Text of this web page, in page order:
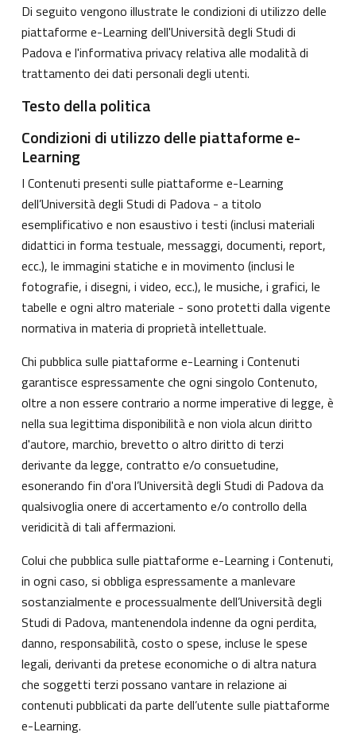
Di seguito vengono illustrate le condizioni di utilizzo delle
piattaforme e-Learning dell'Università degli Studi di
Padova e l'informativa privacy relativa alle modalità di
trattamento dei dati personali degli utenti.
Testo della politica
Condizioni di utilizzo delle piattaforme e-
Learning
I Contenuti presenti sulle piattaforme e-Learning
dell’Università degli Studi di Padova - a titolo
esemplificativo e non esaustivo i testi (inclusi materiali
didattici in forma testuale, messaggi, documenti, report,
ecc.), le immagini statiche e in movimento (inclusi le
fotografie, i disegni, i video, ecc.), le musiche, i grafici, le
tabelle e ogni altro materiale - sono protetti dalla vigente
normativa in materia di proprietà intellettuale.
Chi pubblica sulle piattaforme e-Learning i Contenuti
garantisce espressamente che ogni singolo Contenuto,
oltre a non essere contrario a norme imperative di legge, è
nella sua legittima disponibilità e non viola alcun diritto
d'autore, marchio, brevetto o altro diritto di terzi
derivante da legge, contratto e/o consuetudine,
esonerando fin d'ora l’Università degli Studi di Padova da
qualsivoglia onere di accertamento e/o controllo della
veridicità di tali affermazioni.
Colui che pubblica sulle piattaforme e-Learning i Contenuti,
in ogni caso, si obbliga espressamente a manlevare
sostanzialmente e processualmente dell’Università degli
Studi di Padova, mantenendola indenne da ogni perdita,
danno, responsabilità, costo o spese, incluse le spese
legali, derivanti da pretese economiche o di altra natura
che soggetti terzi possano vantare in relazione ai
contenuti pubblicati da parte dell’utente sulle piattaforme
e-Learning.